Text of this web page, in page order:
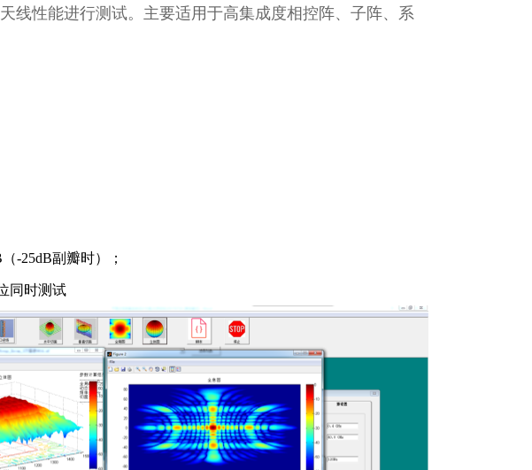
线性能进行测试。主要适用于高集成度相控阵、子阵、系
（-25dB副瓣时）；
同时测试